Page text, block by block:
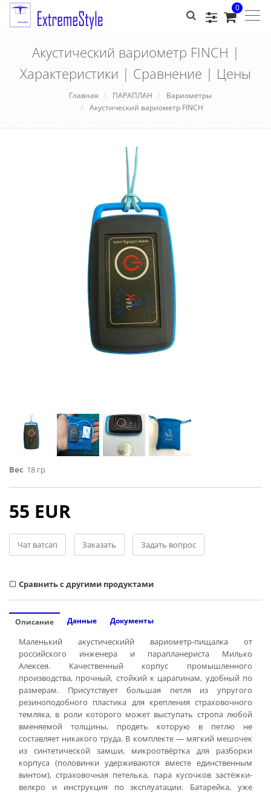
0
Акустический вариометр FINCH |
Характеристики | Сравнение | Цены
Главная ПАРАПЛАН
Вариометры
Акустический вариометр FINCH
Вес 18 гр
55 EUR
Чат ватсап Заказать Задать вопрос
Cравнить с другими продуктами
Описание Данные Документы
Маленький акустическийй вариометр-пищалка от
российского инженера и парапланериста Милько
Алексея. Качественный корпус промышленного
производства, прочный, стойкий к царапинам, удобный по
размерам. Присутствует большая петля из упругого
резиноподобного пластика для крепления страховочного
темляка, в роли которого может выступать стропа любой
вменяемой толщины, продеть которую в петлю не
составляет никакого труда. В комплекте — мягкий мешочек
из синтетической замши, микроотвёртка для разборки
корпуса (половинки удерживаются вместе единственным
винтом), страховочная петелька, пара кусочков застёжки-
велкро и инструкция по эксплуатации. Батарейка, уже